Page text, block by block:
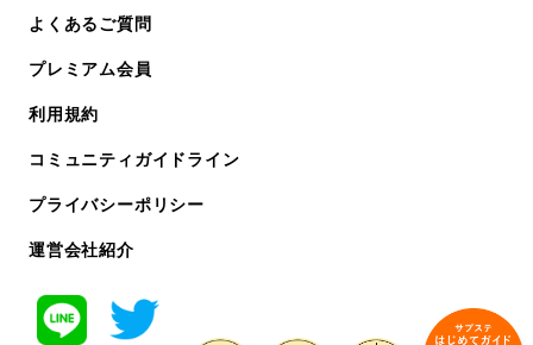
よくあるご質問
プレミアム会員
利用規約
コミュニティガイドライン
プライバシーポリシー
運営会社紹介